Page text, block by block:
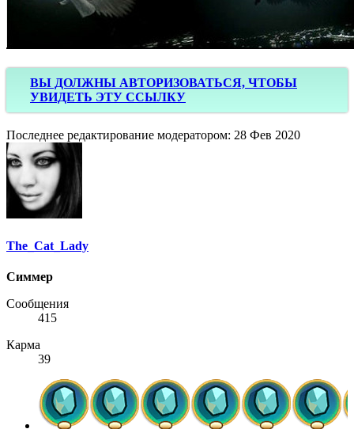
ВЫ ДОЛЖНЫ АВТОРИЗОВАТЬСЯ, ЧТОБЫ
УВИДЕТЬ ЭТУ ССЫЛКУ
Последнее редактирование модератором: 28 Фев 2020
The_Cat_Lady
Симмер
Сообщения
415
Карма
39